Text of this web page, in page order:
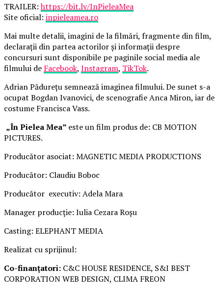
TRAILER:https://bit.ly/InPieleaMea
Site oficial: inpieleamea.ro
Mai multe detalii, imagini de la filmări, fragmente din film,
declarații din partea actorilor și informații despre
concursuri sunt disponibile pe paginile social media ale
filmului de Facebook, Instagram, TikTok.
Adrian Pădurețu semnează imaginea filmului. De sunet s-a
ocupat Bogdan Ivanovici, de scenografie Anca Miron, iar de
costume Francisca Vass.
„În Pielea Mea” este un film produs de: CB MOTION
PICTURES.
Producător asociat: MAGNETIC MEDIA PRODUCTIONS
Producător: Claudiu Boboc
Producător executiv: Adela Mara
Manager producție: Iulia Cezara Roșu
Casting: ELEPHANT MEDIA
Realizat cu sprijinul:
Co-finanțatori: C&C HOUSE RESIDENCE, S&I BEST
CORPORATION WEB DESIGN, CLIMA FREON